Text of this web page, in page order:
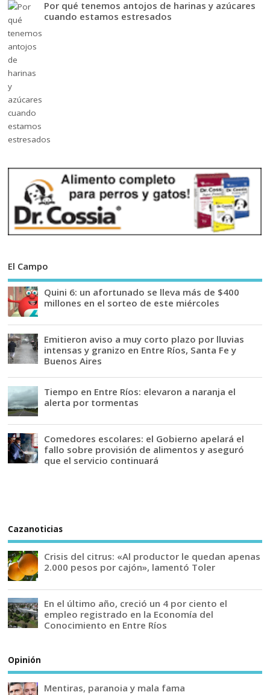
Por qué tenemos antojos de harinas y azúcares
cuando estamos estresados
El Campo
Quini 6: un afortunado se lleva más de $400
millones en el sorteo de este miércoles
Emitieron aviso a muy corto plazo por lluvias
intensas y granizo en Entre Ríos, Santa Fe y
Buenos Aires
Tiempo en Entre Ríos: elevaron a naranja el
alerta por tormentas
Comedores escolares: el Gobierno apelará el
fallo sobre provisión de alimentos y aseguró
que el servicio continuará
Cazanoticias
Crisis del citrus: «Al productor le quedan apenas
2.000 pesos por cajón», lamentó Toler
En el último año, creció un 4 por ciento el
empleo registrado en la Economía del
Conocimiento en Entre Ríos
Opinión
Mentiras, paranoia y mala fama